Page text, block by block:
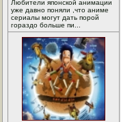
Любители японской анимации
уже давно поняли ,что аниме
сериалы могут дать порой
гораздо больше пи...